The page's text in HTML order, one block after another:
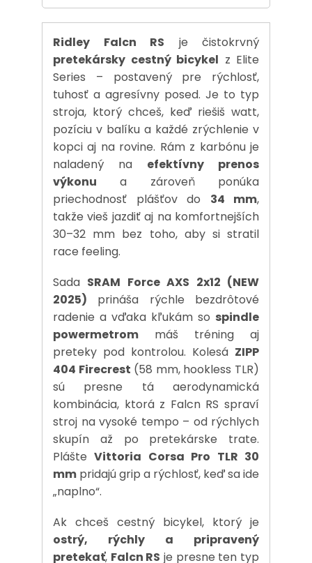
Ridley Falcn RS je čistokrvný
pretekársky cestný bicykel z Elite
Series – postavený pre rýchlosť,
tuhosť a agresívny posed. Je to typ
stroja, ktorý chceš, keď riešiš watt,
pozíciu v balíku a každé zrýchlenie v
kopci aj na rovine. Rám z karbónu je
naladený na efektívny prenos
výkonu a zároveň ponúka
priechodnosť plášťov do 34 mm,
takže vieš jazdiť aj na komfortnejších
30–32 mm bez toho, aby si stratil
race feeling.
Sada SRAM Force AXS 2x12 (NEW
2025) prináša rýchle bezdrôtové
radenie a vďaka kľukám so spindle
powermetrom máš tréning aj
preteky pod kontrolou. Kolesá ZIPP
404 Firecrest (58 mm, hookless TLR)
sú presne tá aerodynamická
kombinácia, ktorá z Falcn RS spraví
stroj na vysoké tempo – od rýchlych
skupín až po pretekárske trate.
PlášteVittoria Corsa Pro TLR 30
mm pridajú grip a rýchlosť, keď sa ide
„naplno“.
Ak chceš cestný bicykel, ktorý je
ostrý, rýchly a pripravený
pretekať, Falcn RS je presne ten typ